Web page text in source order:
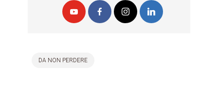
DA NON PERDERE